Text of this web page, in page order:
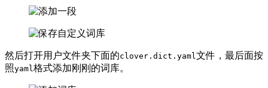
然后打开用户文件夹下面的clover.dict.yaml 文件，最后面按
照yaml 格式添加刚刚的词库。